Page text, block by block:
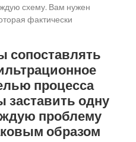
схему. Вам нужен
фактически
процесса
заставить одну
проблему
образом